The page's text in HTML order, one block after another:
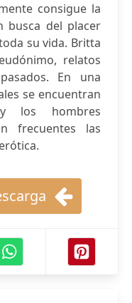
consigue la
busca del placer
su vida. Britta
relatos
En una
se encuentran
y los hombres
frecuentes las